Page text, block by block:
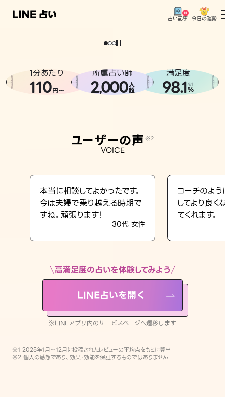
占い記事 今日の運勢
相談事例
LINE占いを開く
※LINEアプリ内のサービスページへ遷移します
どうせなら
。
1分あたり
110円〜
所属占い師
2,000人
超
満足度
98.1※1
%
ユーザーの声 ※2
VOICE
本当に相談してよかったです。
今は夫婦で乗り越える時期で
すね。頑張ります！
30代 女性
コーチのよ
してより良
てくれます。
高満足度の占いを体験してみよう
LINE占いを開く
※LINEアプリ内のサービスページへ遷移します
※1 2025年1月〜12月に投稿されたレビューの平均点をもとに算出
※2 個人の感想であり、効果・効能を保証するものではありません